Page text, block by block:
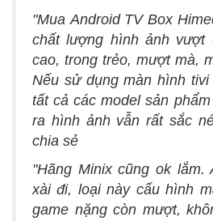
"Mua Android TV Box
chất lượng hình ảnh vượt
cao, trong trẻo, mượt mà,
Nếu sử dụng màn hình
tất cả các model sản
ra hình ảnh vẫn rất sắc
chia sẻ
"Hãng Minix cũng ok lắm.
xài đi, loại này cấu hình
game nặng còn mượt,